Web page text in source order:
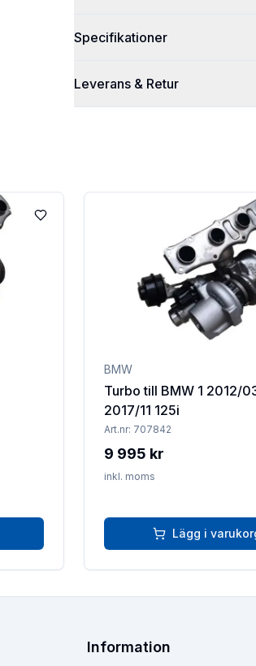
Specifikationer
Leverans & Retur
Lägg till i favoriter
BMW
Turbo till BMW 1 2012/
2017/11 125i
Art.nr: 707842
9 995 kr
inkl. moms
Lägg i
Information